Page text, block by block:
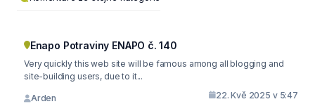
Enapo Potraviny ENAPO č. 140
Very quickly this web site will be famous among all blogging and
site-building users, due to it...
Arden 22. Kvě 2025 v 5:47